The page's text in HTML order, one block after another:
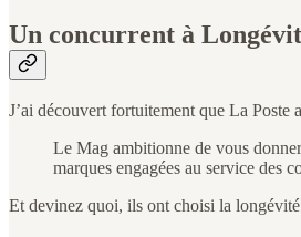
Un concurrent à
J’ai découvert fortuitement que La Poste
Le Mag ambitionne de vous
marques engagées au service des
Et devinez quoi, ils ont choisi la